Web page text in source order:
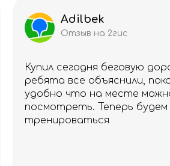
Adilbek
Отзыв на 2гис
Купил сегодня беговую
ребята все объяснили,
удобно что на месте
посмотреть. Теперь будем
тренироваться